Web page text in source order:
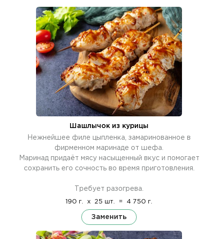
Шашлычок из курицы
Нежнейшее филе цыпленка, замаринованное в
фирменном маринаде от шефа.
Маринад придаёт мясу насыщенный вкус и помогает
сохранить его сочность во время приготовления.
Требует разогрева.
190 г. x 25 шт. = 4 750 г.
Заменить